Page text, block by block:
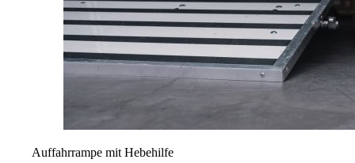
Auffahrrampe mit Hebehilfe